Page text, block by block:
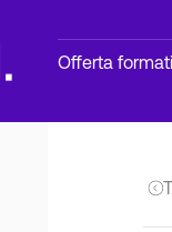
Offerta